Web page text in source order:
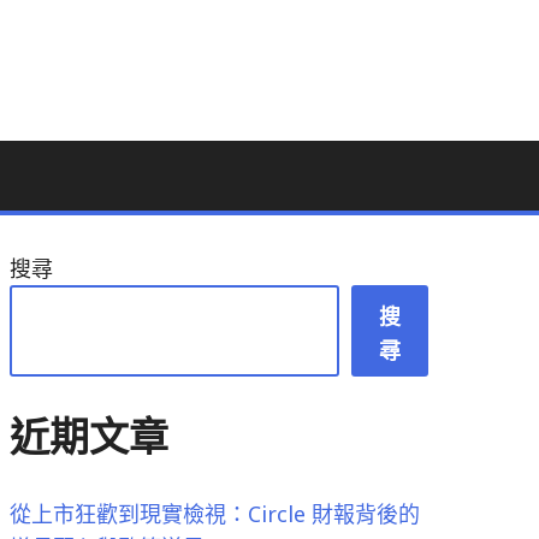
搜尋
搜
尋
近期文章
從上市狂歡到現實檢視：Circle 財報背後的